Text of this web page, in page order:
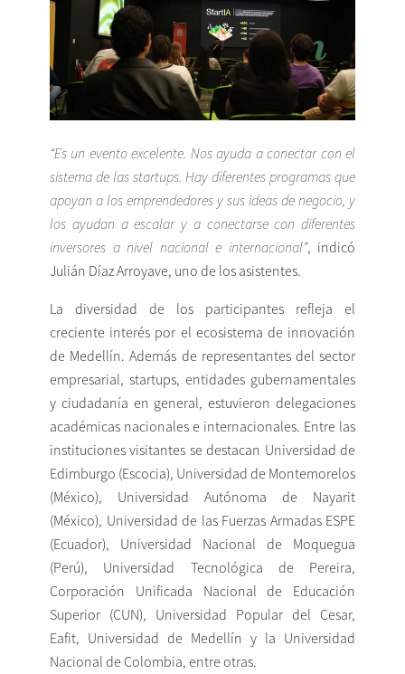
“Es un evento excelente. Nos ayuda a conectar con el
sistema de las startups. Hay diferentes programas que
apoyan a los emprendedores y sus ideas de negocio, y
los ayudan a escalar y a conectarse con diferentes
inversores a nivel nacional e internacional”, indicó
Julián Díaz Arroyave, uno de los asistentes.
La diversidad de los participantes refleja el
creciente interés por el ecosistema de innovación
de Medellín. Además de representantes del sector
empresarial, startups, entidades gubernamentales
y ciudadanía en general, estuvieron delegaciones
académicas nacionales e internacionales. Entre las
instituciones visitantes se destacan Universidad de
Edimburgo (Escocia), Universidad de Montemorelos
(México), Universidad Autónoma de Nayarit
(México), Universidad de las Fuerzas Armadas ESPE
(Ecuador), Universidad Nacional de Moquegua
(Perú), Universidad Tecnológica de Pereira,
Corporación Unificada Nacional de Educación
Superior (CUN), Universidad Popular del Cesar,
Eafit, Universidad de Medellín y la Universidad
Nacional de Colombia, entre otras.